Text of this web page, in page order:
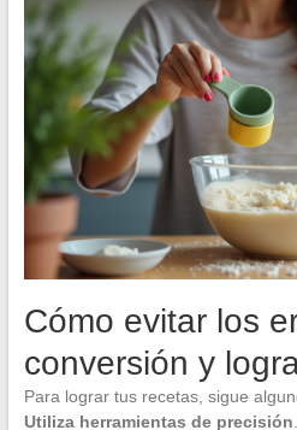
Cómo evitar los
conversión y
Para lograr tus recetas, sigue
Utiliza herramientas de precisión